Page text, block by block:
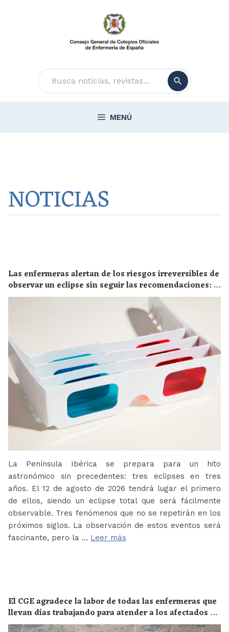
Buscar
MENÚ
NOTICIAS
Las enfermeras alertan de los riesgos irreversibles de
observar un eclipse sin seguir las recomendaciones: la
retinopatía solar es el mayor de los peligros
La Península Ibérica se prepara para un hito
astronómico sin precedentes: tres eclipses en tres
años. El 12 de agosto de 2026 tendrá lugar el primero
de ellos, siendo un eclipse total que será fácilmente
observable. Tres fenómenos que no se repetirán en los
próximos siglos. La observación de estos eventos será
fascinante, pero la … Leer más
El CGE agradece la labor de todas las enfermeras que
llevan días trabajando para atender a los afectados de
la crisis migratoria de Ceuta